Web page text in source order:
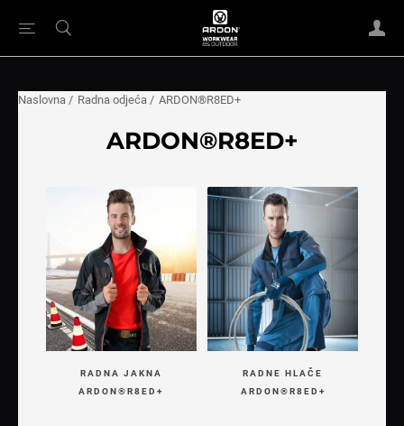
Naslovna / Radna odjeća / ARDON®R8ED+
ARDON®R8ED+
RADNA JAKNA
ARDON®R8ED+
RADNE HLAČE
ARDON®R8ED+